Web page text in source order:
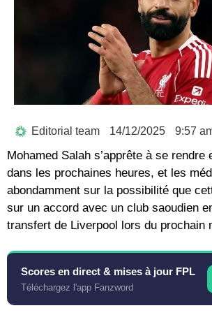
Editorial team 14/12/2025 9:57
Mohamed Salah s’apprête à se rendre
dans les prochaines heures, et les
abondamment sur la possibilité que
sur un accord avec un club saoudien
transfert de Liverpool lors du prochain
Scores en direct & mises à jour FPL
Téléchargez l'app Fanzword